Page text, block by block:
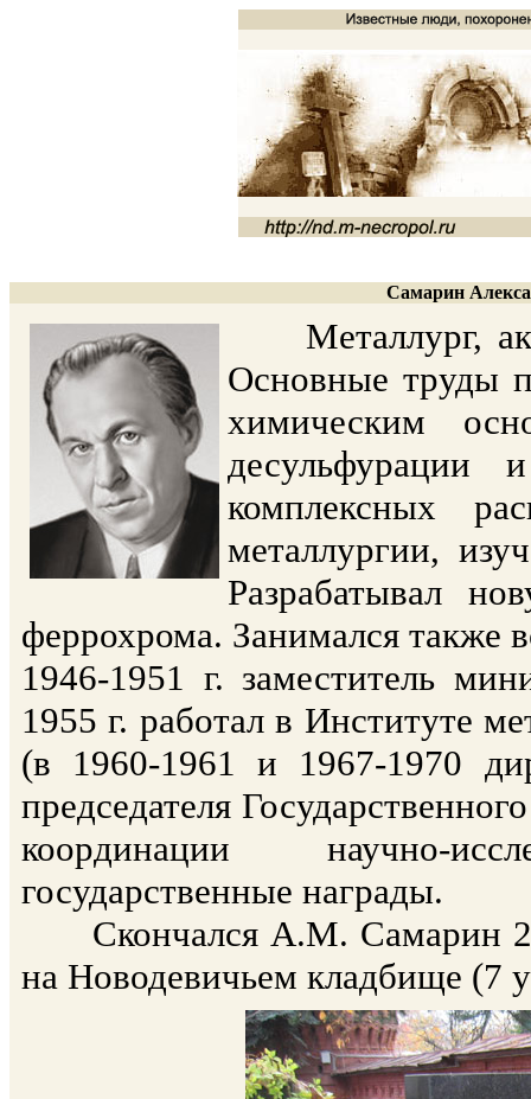
Самарин
Металлург,
Основные труды
химическим
десульфурации
комплексных
металлургии,
Разрабатывал
феррохрома. Занимался также
1946-1951 г. заместитель
1955 г. работал в Институте
(в 1960-1961 и 1967-1970
председателя
координации научно-
государственные награды.
Скончался А.М. Самарин 20
на Новодевичьем кладбище (7